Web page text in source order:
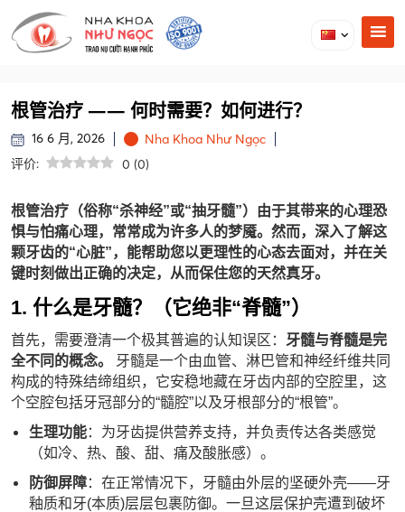
根管治疗 —— 何时需要？如何进行？
16 6 月, 2026
Nha Khoa Như Ngọc
评价:
0 (0)
根管治疗（俗称“杀神经”或“抽牙髓”）由于其带来的心理恐
惧与怕痛心理，常常成为许多人的梦魇。然而，深入了解这
颗牙齿的“心脏”，能帮助您以更理性的心态去面对，并在关
键时刻做出正确的决定，从而保住您的天然真牙。
1. 什么是牙髓？（它绝非“脊髓”）
首先，需要澄清一个极其普遍的认知误区：
牙髓与脊髓是完
全不同的概念。
牙髓是一个由血管、淋巴管和神经纤维共同
构成的特殊结缔组织，它安稳地藏在牙齿内部的空腔里，这
个空腔包括牙冠部分的“髓腔”以及牙根部分的“根管”。
生理功能：为牙齿提供营养支持，并负责传达各类感觉
（如冷、热、酸、甜、痛及酸胀感）。
防御屏障：在正常情况下，牙髓由外层的坚硬外壳——牙
釉质和牙(本质)层层包裹防御。一旦这层保护壳遭到破坏